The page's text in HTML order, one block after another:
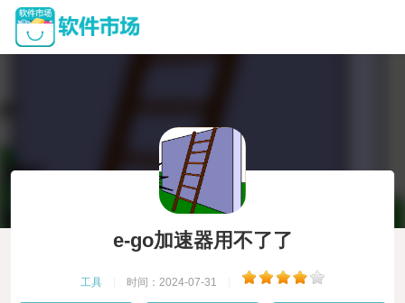
e-go加速器用不了了
工具 时间：2024-07-31